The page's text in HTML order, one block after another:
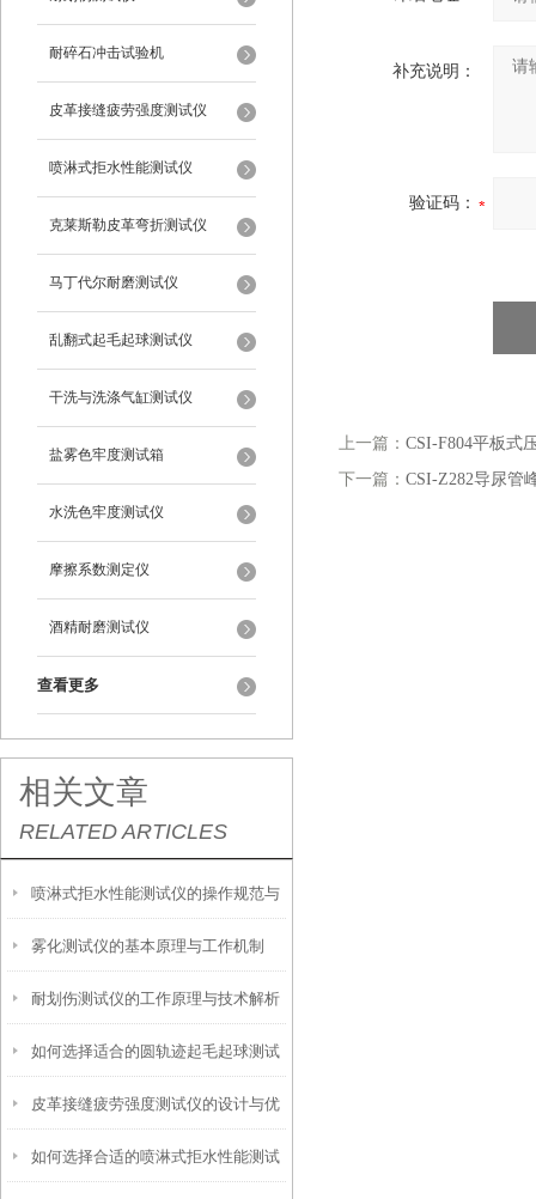
耐碎石冲击试验机
皮革接缝疲劳强度测试仪
喷淋式拒水性能测试仪
克莱斯勒皮革弯折测试仪
马丁代尔耐磨测试仪
乱翻式起毛起球测试仪
干洗与洗涤气缸测试仪
盐雾色牢度测试箱
水洗色牢度测试仪
摩擦系数测定仪
酒精耐磨测试仪
查看更多
相关文章
RELATED ARTICLES
喷淋式拒水性能测试仪的操作规范与
应用指南
雾化测试仪的基本原理与工作机制
耐划伤测试仪的工作原理与技术解析
如何选择适合的圆轨迹起毛起球测试
仪？
皮革接缝疲劳强度测试仪的设计与优
化
如何选择合适的喷淋式拒水性能测试
补充说明：
验证码：
上一篇： CSI-F804平板式
下一篇： CSI-Z282导尿管